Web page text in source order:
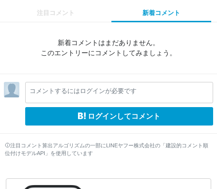
注目コメント 新着コメント
新着コメントはまだありません。
このエントリーにコメントしてみましょう。
コメントするにはログインが必要です
ログインしてコメント
注目コメント算出アルゴリズムの一部にLINEヤフー株式会社の「建設的コメント順
位付けモデルAPI」を使用しています